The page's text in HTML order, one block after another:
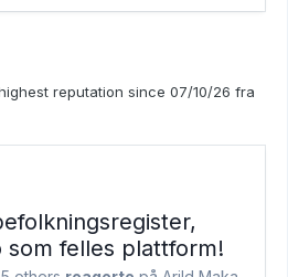
reputation since 07/10/26 fra
som felles plattform!